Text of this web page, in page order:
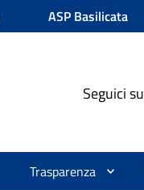
ASP Basilicata
Seguici su
Trasparenza